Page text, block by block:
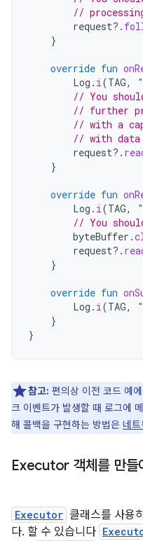
//
request?.
}
override fun
Log . i(TAG,
// You
// further
// with a
// with data
request?.
}
override fun
Log . i(TAG,
// You
byteBuffer .
request?.
}
override fun
Log . i(TAG,
}
}
참고: 편의상 이전 코드 예
크 이벤트가 발생할 때 로그에
해 콜백을 구현하는 방법은 네
Executor 객체를 만들
Executor 클래스를 사용
다. 할 수 있습니다